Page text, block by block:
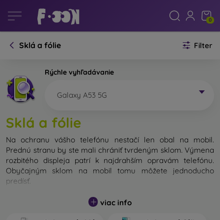
0
Sklá a fólie Filter
Rýchle vyhľadávanie
Galaxy A53 5G
Sklá a fólie
Na ochranu vášho telefónu nestačí len obal na mobil.
Prednú stranu by ste mali chrániť tvrdeným sklom. Výmena
rozbitého displeja patrí k najdrahším opravám telefónu.
Obyčajným sklom na mobil tomu môžete jednoducho
predísť.
Nerozbitné sklo na mobil síce neexistuje, no v prípade pádu
ostane váš displej zväčša neporušený. Výber tvrdeného
viac info